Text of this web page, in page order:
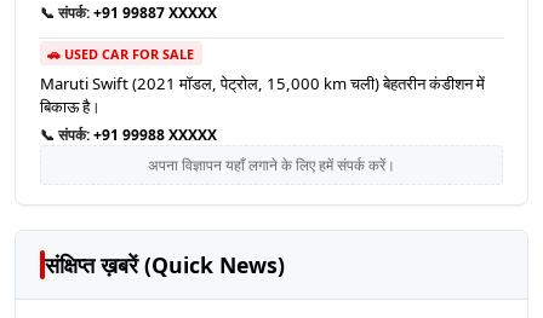
📞 संपर्क:+91 99887 XXXXX
🚗 USED CAR FOR SALE
Maruti Swift (2021 मॉडल, पेट्रोल, 15,000 km चली) बेहतरीन कंडीशन में
बिकाऊ है।
📞 संपर्क:+91 99988 XXXXX
अपना विज्ञापन यहाँ लगाने के लिए हमें संपर्क करें।
संक्षिप्त ख़बरें (Quick News)